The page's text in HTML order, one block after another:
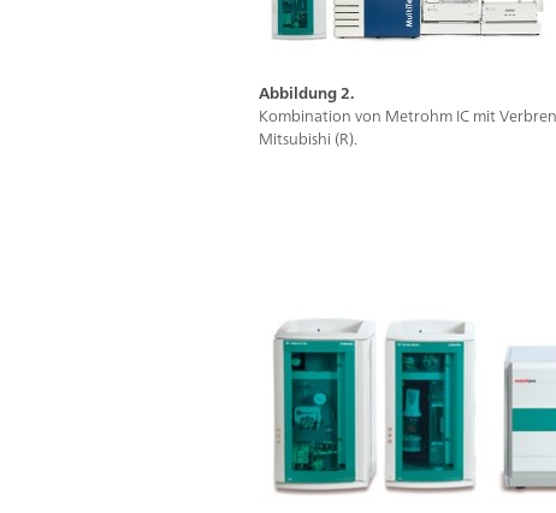
Abbildung 2.
Kombination von Metrohm IC mit
Mitsubishi (R).